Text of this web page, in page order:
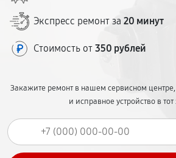
Экспресс ремонт за 20 минут
Стоимость от 350 рублей
Закажите ремонт в нашем сервисном
и исправное устройство в